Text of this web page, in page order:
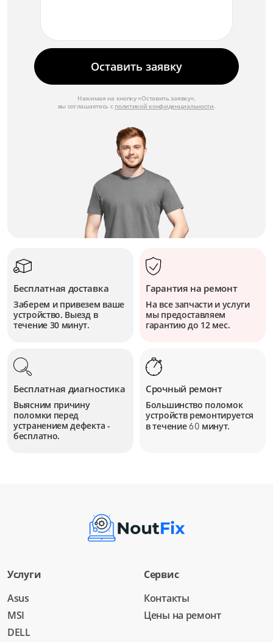
Оставить заявку
Нажимая на кнопку «Оставить заявку»,
вы соглашаетесь с политикой конфиденциальности.
Бесплатная доставка
Заберем и привезем ваше
устройство. Выезд в
течение 30 минут.
Гарантия на ремонт
На все запчасти и услуги
мы предоставляем
гарантию до 12 мес.
Бесплатная диагностика
Выясним причину
поломки перед
устранением дефекта -
бесплатно.
Срочный ремонт
Большинство поломок
устройств ремонтируется
в течение60 минут.
Услуги
Asus
MSI
DELL
Сервис
Контакты
Цены на ремонт